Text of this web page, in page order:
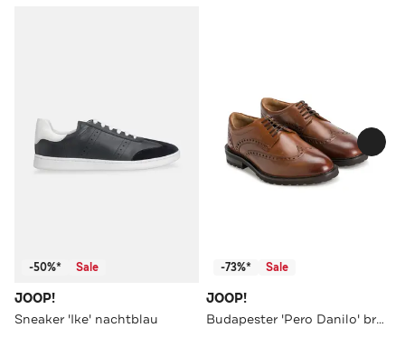
-50%* Sale
JOOP!
Sneaker 'Ike' nachtblau
-73%* Sale
JOOP!
Budapester 'Pero Danilo' braun